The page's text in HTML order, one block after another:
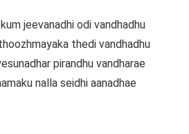
jeevanadhi odi vandhadhu
thedi vandhadhu
pirandhu vandharae
nalla seidhi aanadhae